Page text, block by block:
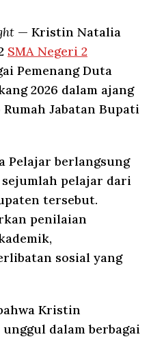
— Kristin Natalia
SMA Negeri 2
Pemenang Duta
2026 dalam ajang
Jabatan Bupati
Pelajar berlangsung
pelajar dari
tersebut.
penilaian
sosial yang
Kristin
dalam berbagai